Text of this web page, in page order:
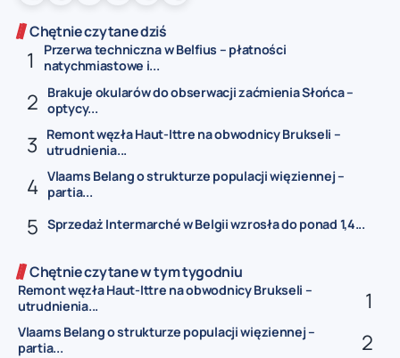
Chętnie czytane dziś
Przerwa techniczna w Belfius – płatności
natychmiastowe i...
Brakuje okularów do obserwacji zaćmienia Słońca –
optycy...
Remont węzła Haut-Ittre na obwodnicy Brukseli –
utrudnienia...
Vlaams Belang o strukturze populacji więziennej –
partia...
Sprzedaż Intermarché w Belgii wzrosła do ponad 1,4...
Chętnie czytane w tym tygodniu
Remont węzła Haut-Ittre na obwodnicy Brukseli –
utrudnienia...
Vlaams Belang o strukturze populacji więziennej –
partia...